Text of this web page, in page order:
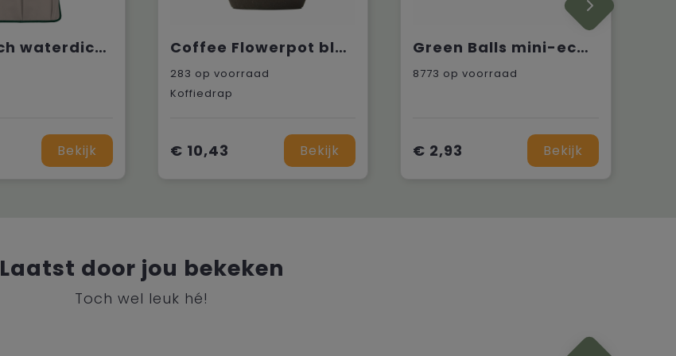
Ecologisch waterdicht uniseks tuinschort
Bekijk
Coffee Flowerpot bloempot
283 op voorraad
Koffiedrap
€ 10,43 Bekijk
Green Balls mini-ecosysteem
8773 op voorraad
€ 2,93 Bekijk
Laatst door jou bekeken
Toch wel leuk hé!